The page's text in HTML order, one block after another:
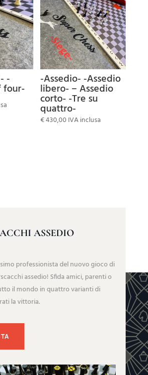
-
four-
-Assedio- -Assedio
libero- – Assedio
corto- -Tre su
quattro-
€430,00 IVA inclusa
ASSEDIO
professionista del nuovo gioco di
assedio! Sfida amici, parenti o
il mondo in quattro varianti di
la vittoria.